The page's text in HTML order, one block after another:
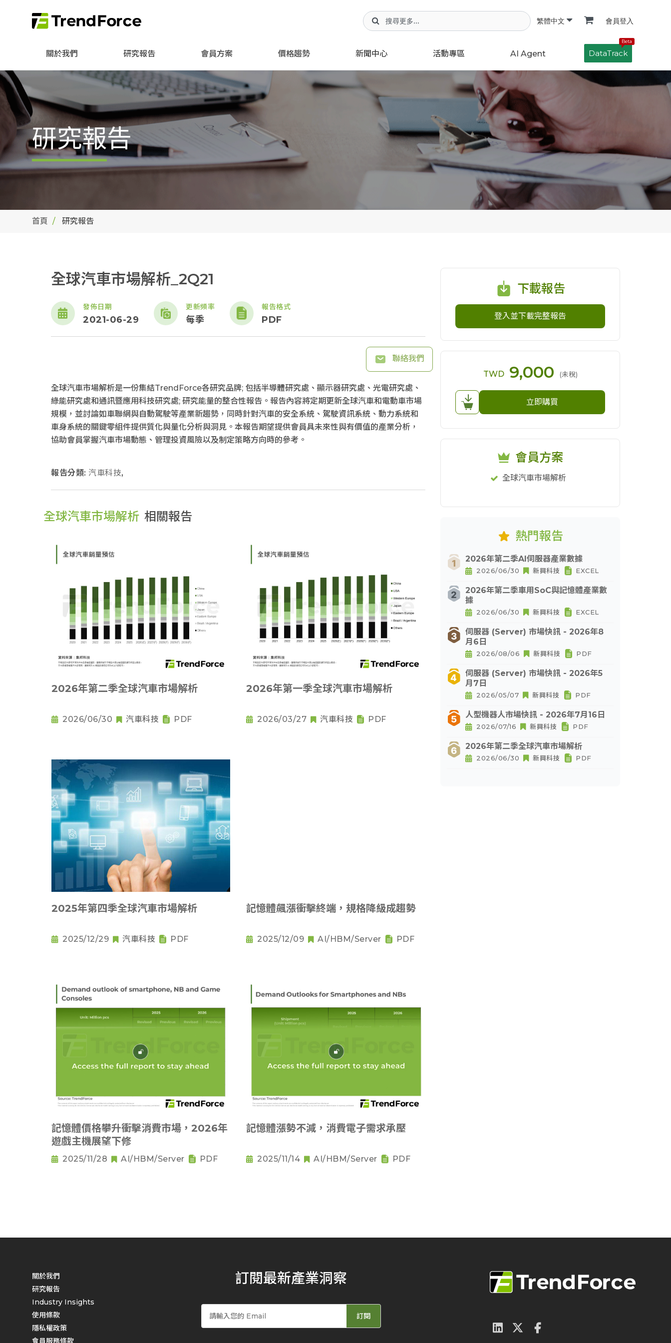
繁體中文 會員登入
關於我們 研究報告 會員方案 價格趨勢 新聞中心 活動專區 AI Agent
Beta
DataTrack
研究報告
首頁 研究報告
全球汽車市場解析_2Q21
發佈日期
2021-06-29
更新頻率
每季
報告格式
PDF
聯絡我們
全球汽車市場解析是一份集結TrendForce各研究品牌; 包括半導體研究處、顯示器研究處、光電研究處、
綠能研究處和通訊暨應用科技研究處; 研究能量的整合性報告。報告內容將定期更新全球汽車和電動車市場
規模，並討論如車聯網與自動駕駛等產業新趨勢，同時針對汽車的安全系統、駕駛資訊系統、動力系統和
車身系統的關鍵零組件提供質化與量化分析與洞見。本報告期望提供會員具未來性與有價值的產業分析，
協助會員掌握汽車市場動態、管理投資風險以及制定策略方向時的參考。
報告分類: 汽車科技,
全球汽車市場解析 相關報告
2026年第二季全球汽車市場解析
2026/06/30 汽車科技 PDF
2026年第一季全球汽車市場解析
2026/03/27 汽車科技 PDF
2025年第四季全球汽車市場解析
2025/12/29 汽車科技 PDF
記憶體飆漲衝擊終端，規格降級成趨勢
2025/12/09 AI/HBM/Server PDF
記憶體價格攀升衝擊消費市場，2026年
遊戲主機展望下修
2025/11/28 AI/HBM/Server PDF
記憶體漲勢不減，消費電子需求承壓
2025/11/14 AI/HBM/Server PDF
下載報告
登入並下載完整報告
TWD 9,000 (未稅)
立即購買
會員方案
全球汽車市場解析
熱門報告
2026年第二季AI伺服器產業數據
2026/06/30 新興科技 EXCEL
2026年第二季車用SoC與記憶體產業數
據
2026/06/30 新興科技 EXCEL
伺服器 (Server) 市場快訊 - 2026年8
月6日
2026/08/06 新興科技 PDF
伺服器 (Server) 市場快訊 - 2026年5
月7日
2026/05/07 新興科技 PDF
人型機器人市場快訊 - 2026年7月16日
2026/07/16 新興科技 PDF
2026年第二季全球汽車市場解析
2026/06/30 新興科技 PDF
關於我們
研究報告
Industry Insights
使用條款
隱私權政策
會員服務條款
訂閱最新產業洞察
訂閱